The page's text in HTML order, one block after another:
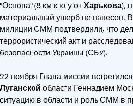
"Основа" (8 км к югу отХарькова),
материальный ущерб не нанесен.
милиции СММ подтвердили, что
террористический акт и
безопасности Украины (СБУ).
22 ноября Глава миссии
Луганской области Геннадием
ситуацию в области и роль СММ в